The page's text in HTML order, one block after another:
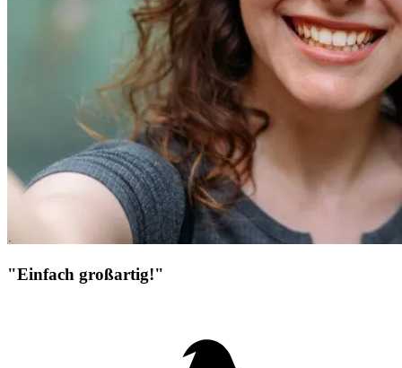
"Einfach großartig!"